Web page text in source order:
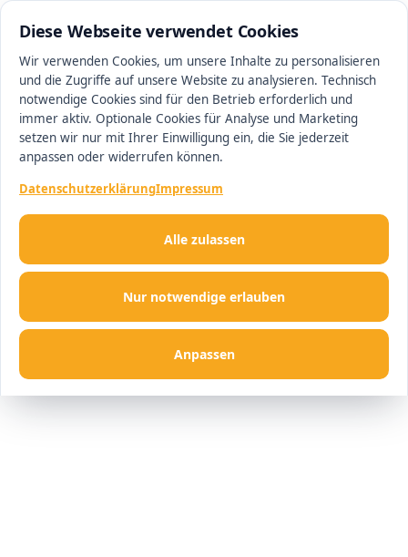
Diese Webseite verwendet Cookies
Wir verwenden Cookies, um unsere Inhalte zu personalisieren
und die Zugriffe auf unsere Website zu analysieren. Technisch
notwendige Cookies sind für den Betrieb erforderlich und
immer aktiv. Optionale Cookies für Analyse und Marketing
setzen wir nur mit Ihrer Einwilligung ein, die Sie jederzeit
anpassen oder widerrufen können.
DatenschutzerklärungImpressum
Nur notwendige erlauben
Anpassen
Alle zulassen